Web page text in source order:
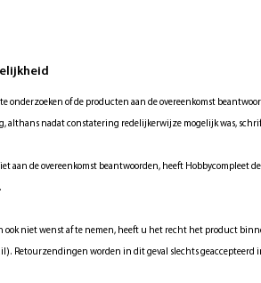
onderzoeken of de producten aan de overeenkomst
althans nadat constatering redelijkerwijze mogelijk was,
aan de overeenkomst beantwoorden, heeft
ook niet wenst af te nemen, heeft u het recht het product
Retourzendingen worden in dit geval slechts